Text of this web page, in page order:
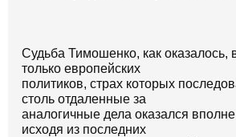
Судьба Тимошенко, как оказалось,
только европейских
политиков, страх которых
столь отдаленные за
аналогичные дела оказался
исходя из последних